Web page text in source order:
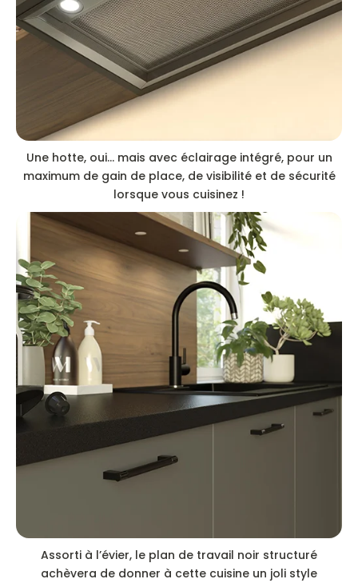
Une hotte, oui… mais avec éclairage intégré, pour un
maximum de gain de place, de visibilité et de sécurité
lorsque vous cuisinez !
Assorti à l’évier, le plan de travail noir structuré
achèvera de donner à cette cuisine un joli style